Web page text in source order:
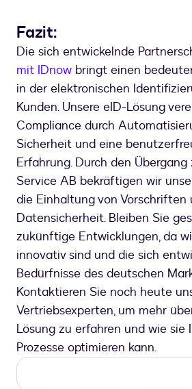
Fazit:
Die sich entwickelnde
mit IDnow bringt einen
in der elektronischen
Kunden. Unsere eID-Lösung
Compliance durch
Sicherheit und eine
Erfahrung. Durch den Übergang
Service AB bekräftigen wir
die Einhaltung von Vorschriften
Datensicherheit. Bleiben Sie
zukünftige Entwicklungen, da
innovativ sind und die sich
Bedürfnisse des deutschen
Kontaktieren Sie noch heute
Vertriebsexperten, um mehr
Lösung zu erfahren und wie sie
Prozesse optimieren kann.